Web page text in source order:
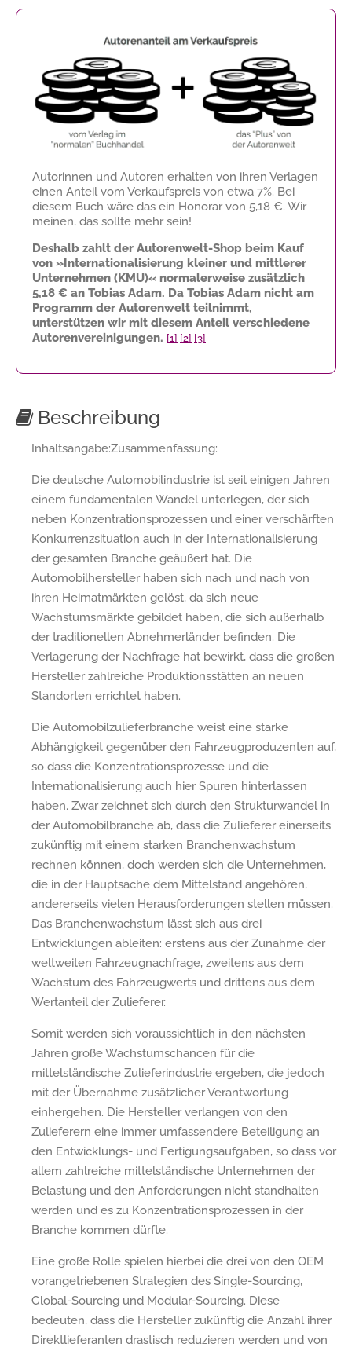
Autorinnen und Autoren erhalten von ihren Verlagen
einen Anteil vom Verkaufspreis von etwa 7%. Bei
diesem Buch wäre das ein Honorar von 5,18 €. Wir
meinen, das sollte mehr sein!
Deshalb zahlt der Autorenwelt-Shop beim Kauf
von »Internationalisierung kleiner und mittlerer
Unternehmen (KMU)« normalerweise zusätzlich
5,18 € an Tobias Adam. Da Tobias Adam nicht am
Programm der Autorenwelt teilnimmt,
unterstützen wir mit diesem Anteil verschiedene
Autorenvereinigungen. [1] [2] [3]
Beschreibung
Inhaltsangabe:Zusammenfassung:
Die deutsche Automobilindustrie ist seit einigen Jahren
einem fundamentalen Wandel unterlegen, der sich
neben Konzentrationsprozessen und einer verschärften
Konkurrenzsituation auch in der Internationalisierung
der gesamten Branche geäußert hat. Die
Automobilhersteller haben sich nach und nach von
ihren Heimatmärkten gelöst, da sich neue
Wachstumsmärkte gebildet haben, die sich außerhalb
der traditionellen Abnehmerländer befinden. Die
Verlagerung der Nachfrage hat bewirkt, dass die großen
Hersteller zahlreiche Produktionsstätten an neuen
Standorten errichtet haben.
Die Automobilzulieferbranche weist eine starke
Abhängigkeit gegenüber den Fahrzeugproduzenten auf,
so dass die Konzentrationsprozesse und die
Internationalisierung auch hier Spuren hinterlassen
haben. Zwar zeichnet sich durch den Strukturwandel in
der Automobilbranche ab, dass die Zulieferer einerseits
zukünftig mit einem starken Branchenwachstum
rechnen können, doch werden sich die Unternehmen,
die in der Hauptsache dem Mittelstand angehören,
andererseits vielen Herausforderungen stellen müssen.
Das Branchenwachstum lässt sich aus drei
Entwicklungen ableiten: erstens aus der Zunahme der
weltweiten Fahrzeugnachfrage, zweitens aus dem
Wachstum des Fahrzeugwerts und drittens aus dem
Wertanteil der Zulieferer.
Somit werden sich voraussichtlich in den nächsten
Jahren große Wachstumschancen für die
mittelständische Zulieferindustrie ergeben, die jedoch
mit der Übernahme zusätzlicher Verantwortung
einhergehen. Die Hersteller verlangen von den
Zulieferern eine immer umfassendere Beteiligung an
den Entwicklungs- und Fertigungsaufgaben, so dass vor
allem zahlreiche mittelständische Unternehmen der
Belastung und den Anforderungen nicht standhalten
werden und es zu Konzentrationsprozessen in der
Branche kommen dürfte.
Eine große Rolle spielen hierbei die drei von den OEM
vorangetriebenen Strategien des Single-Sourcing,
Global-Sourcing und Modular-Sourcing. Diese
bedeuten, dass die Hersteller zukünftig die Anzahl ihrer
Direktlieferanten drastisch reduzieren werden und von